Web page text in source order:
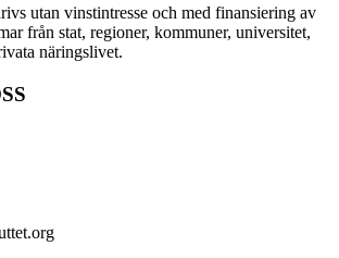
utan vinst­intresse och med finansiering av
från stat, regioner, kommuner, universitet,
näringslivet.